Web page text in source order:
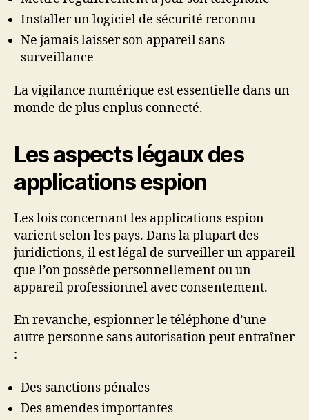
Installer un logiciel de sécurité reconnu
Ne jamais laisser son appareil sans
surveillance
La vigilance numérique est essentielle dans un
monde de plus enplus connecté.
Les aspects légaux des
applications espion
Les lois concernant les applications espion
varient selon les pays. Dans la plupart des
juridictions, il est légal de surveiller un appareil
que l’on possède personnellement ou un
appareil professionnel avec consentement.
En revanche, espionner le téléphone d’une
autre personne sans autorisation peut entraîner
:
Des sanctions pénales
Des amendes importantes